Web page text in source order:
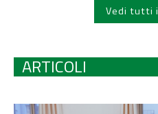
Vedi tutti
ARTICOLI